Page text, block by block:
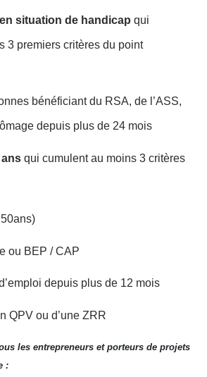
en situation de handicapqui
3 premiers critères du point
bénéficiant du RSA, de l’ASS,
depuis plus de 24 mois
qui cumulent au moins 3 critères
ou BEP / CAP
depuis plus de 12 mois
QPV ou d’une ZRR
les entrepreneurs et porteurs de projets
: